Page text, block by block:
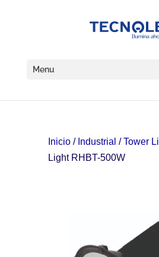
Menu
Inicio/ Industrial /Tower
Light RHBT-500W